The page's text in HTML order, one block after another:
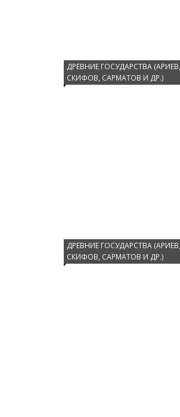
ДРЕВНИЕ ГОСУДАРСТВА (АРИЕВ,
СКИФОВ, САРМАТОВ И ДР.)
ДРЕВНИЕ ГОСУДАРСТВА (АРИЕВ,
СКИФОВ, САРМАТОВ И ДР.)